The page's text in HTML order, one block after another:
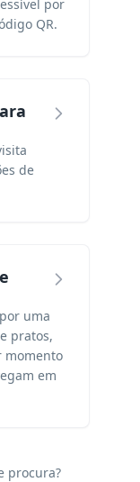
por
QR.
de
uma
pratos,
momento
em
procura?